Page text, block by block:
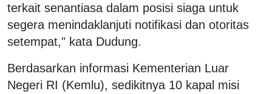
terkait senantiasa dalam posisi siaga untuk
segera menindaklanjuti notifikasi dan otoritas
setempat," kata Dudung.
Berdasarkan informasi Kementerian Luar
Negeri RI (Kemlu), sedikitnya 10 kapal misi